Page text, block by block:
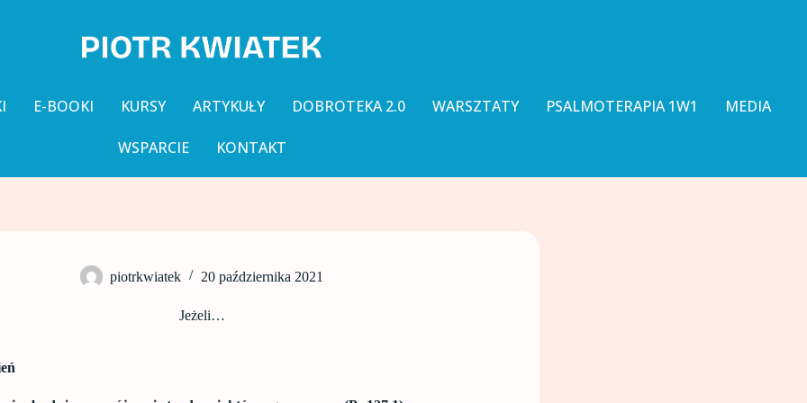
E-BOOKI KURSY ARTYKUŁY DOBROTEKA 2.0 WARSZTATY PSALMOTERAPIA 1W1 MEDIA
WSPARCIE KONTAKT
piotrkwiatek 20 października 2021
Jeżeli…